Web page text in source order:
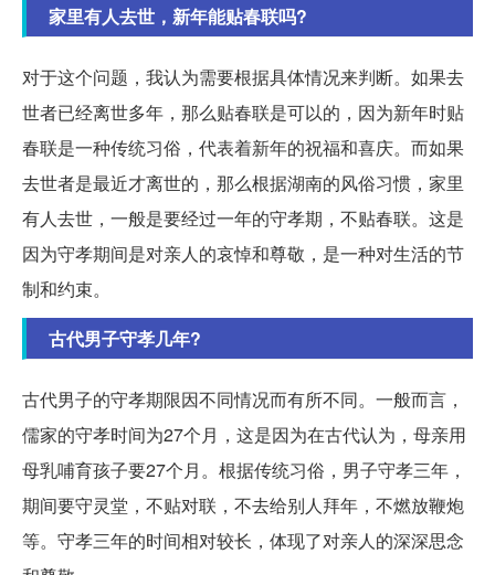
家里有人去世，新年能贴春联吗?
对于这个问题，我认为需要根据具体情况来判断。如果去
世者已经离世多年，那么贴春联是可以的，因为新年时贴
春联是一种传统习俗，代表着新年的祝福和喜庆。而如果
去世者是最近才离世的，那么根据湖南的风俗习惯，家里
有人去世，一般是要经过一年的守孝期，不贴春联。这是
因为守孝期间是对亲人的哀悼和尊敬，是一种对生活的节
制和约束。
古代男子守孝几年?
古代男子的守孝期限因不同情况而有所不同。一般而言，
儒家的守孝时间为27个月，这是因为在古代认为，母亲用
母乳哺育孩子要27个月。根据传统习俗，男子守孝三年，
期间要守灵堂，不贴对联，不去给别人拜年，不燃放鞭炮
等。守孝三年的时间相对较长，体现了对亲人的深深思念